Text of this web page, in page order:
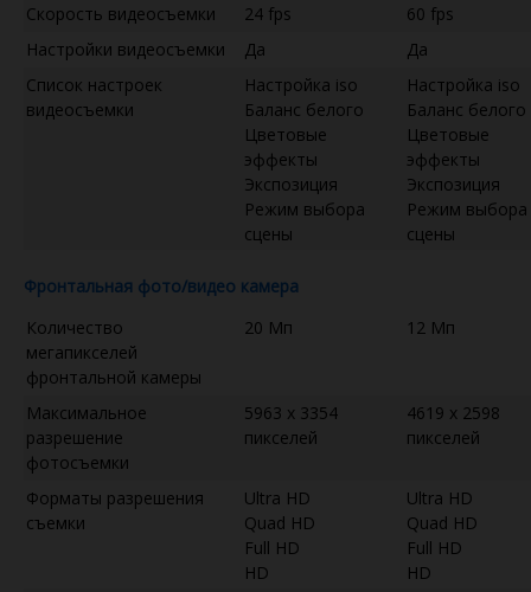
Скорость видеосъемки 24 fps
60 fps
Настройки видеосъемки
Да
Да
Список настроек
видеосъемки
Настройка iso
Баланс белого
Цветовые
эффекты
Экспозиция
Режим выбора
сцены
Настройка iso
Баланс белого
Цветовые
эффекты
Экспозиция
Режим выбора
сцены
Фронтальная фото/видео камера
Количество
мегапикселей
фронтальной камеры
20 Мп 12 Мп
Максимальное
разрешение
фотосъемки
5963 x 3354
пикселей
4619 x 2598
пикселей
Форматы разрешения
съемки
Ultra HD
Quad HD
Full HD
HD
Ultra HD
Quad HD
Full HD
HD